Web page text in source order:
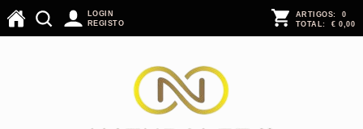
LOGIN
REGISTO
ARTIGOS: 0
TOTAL: € 0,00